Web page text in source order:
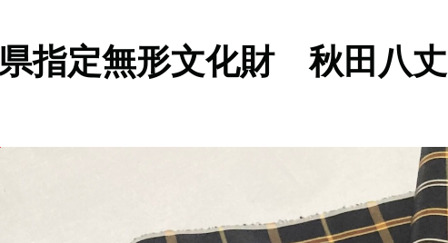
指定無形文化財 秋田八丈